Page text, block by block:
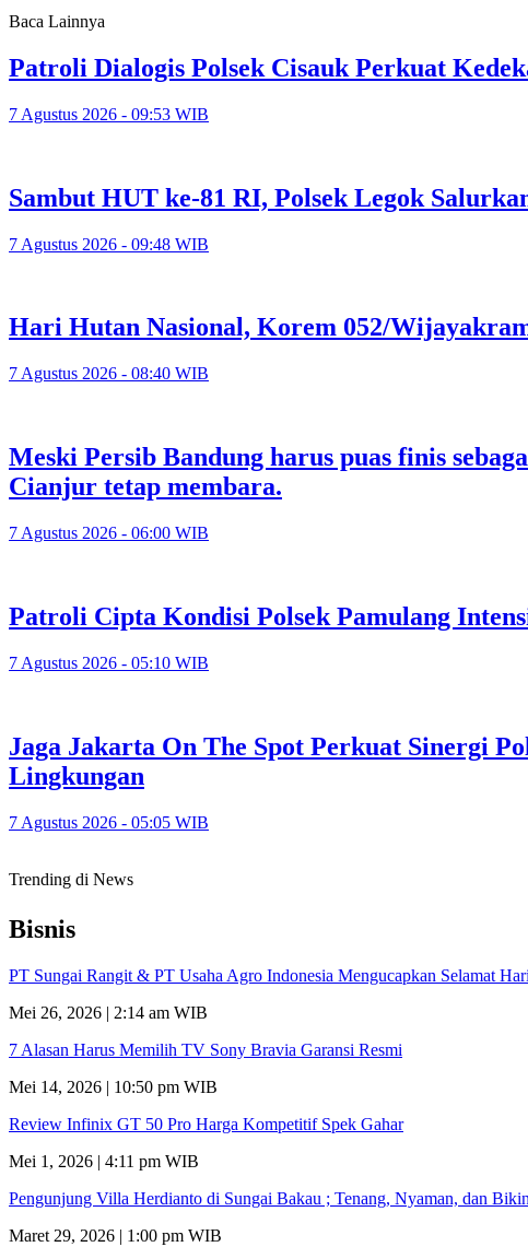
Baca Lainnya
Patroli Dialogis Polsek Cisauk Perkuat
7 Agustus 2026 - 09:53 WIB
Sambut HUT ke-81 RI, Polsek Legok
7 Agustus 2026 - 09:48 WIB
Hari Hutan Nasional, Korem 052/
7 Agustus 2026 - 08:40 WIB
Meski Persib Bandung harus puas finis
Cianjur tetap membara.
7 Agustus 2026 - 06:00 WIB
Patroli Cipta Kondisi Polsek Pamulang
7 Agustus 2026 - 05:10 WIB
Jaga Jakarta On The Spot Perkuat Sinergi
Lingkungan
7 Agustus 2026 - 05:05 WIB
Trending di News
Bisnis
PT Sungai Rangit & PT Usaha Agro Indonesia Mengucapkan Selamat
Mei 26, 2026 | 2:14 am WIB
7 Alasan Harus Memilih TV Sony Bravia Garansi Resmi
Mei 14, 2026 | 10:50 pm WIB
Review Infinix GT 50 Pro Harga Kompetitif Spek Gahar
Mei 1, 2026 | 4:11 pm WIB
Pengunjung Villa Herdianto di Sungai Bakau ; Tenang, Nyaman, dan
Maret 29, 2026 | 1:00 pm WIB